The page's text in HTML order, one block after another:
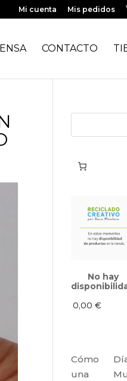
Mi cuenta Mis pedidos
CONTACTO
No hay
0,00€
Cómo
una